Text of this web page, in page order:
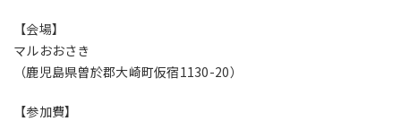
【会場】
マルおおさき
（鹿児島県曽於郡大崎町仮宿1130-20）
【参加費】